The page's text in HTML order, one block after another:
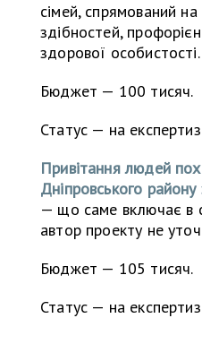
сімей, спрямований
здібностей,
здорової особистості.
Бюджет — 100 тисяч.
Статус — на
Привітання людей
Дніпровського
— що саме включає в
автор проекту не
Бюджет — 105 тисяч.
Статус — на